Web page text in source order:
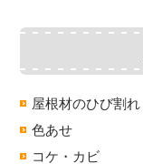
屋根材のひび割れ
色あせ
コケ・カビ